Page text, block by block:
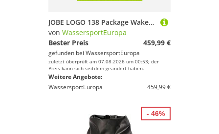
JOBE LOGO 138 Package Wakeboard mit UNIT Wakeboardbindung, Hantel und Tasche
von WassersportEuropa
Bester Preis
459,99 €
gefunden bei WassersportEuropa
zuletzt überprüft am 07.08.2026 um 00:53; der
Preis kann sich seitdem geändert haben.
Weitere Angebote:
WassersportEuropa
459,99 €
- 46%